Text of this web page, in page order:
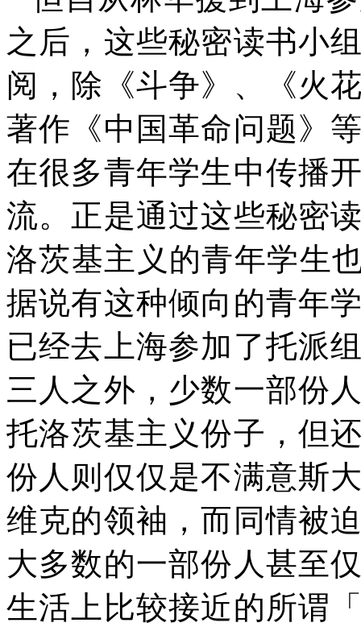
之后，这些秘密读书小
阅，除《斗争》、《火
著作《中国革命问题》
在很多青年学生中传播
流。正是通过这些秘密
洛茨基主义的青年学生
据说有这种倾向的青年
已经去上海参加了托派
三人之外，少数一部份
托洛茨基主义份子，但
份人则仅仅是不满意斯
维克的领袖，而同情被
大多数的一部份人甚至
生活上比较接近的所谓